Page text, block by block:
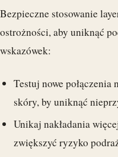
Bezpieczne stosowanie
ostrożności, aby uniknąć
wskazówek:
Testuj nowe połączenia
skóry, by uniknąć
Unikaj nakładania
zwiększyć ryzyko